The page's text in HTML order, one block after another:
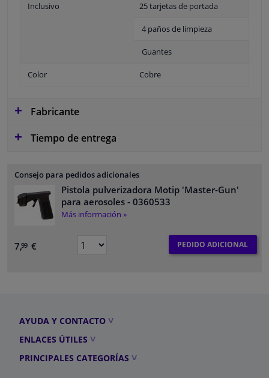
Inclusivo 25 tarjetas de portada
4 paños de limpieza
Guantes
Color Cobre
Fabricante
Tiempo de entrega
Consejo para pedidos adicionales
Pistola pulverizadora Motip 'Master-Gun'
para aerosoles - 0360533
Más información »
7,99 € PEDIDO ADICIONAL
AYUDA Y CONTACTO
ENLACES ÚTILES
PRINCIPALES CATEGORÍAS